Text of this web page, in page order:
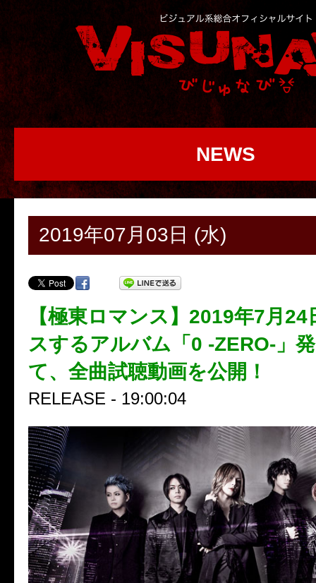
NEWS
2019年07月03日 (水)
【極東ロマンス】2019年7月
スするアルバム「0 -ZERO-」
て、全曲試聴動画を公開！
RELEASE - 19:00:04